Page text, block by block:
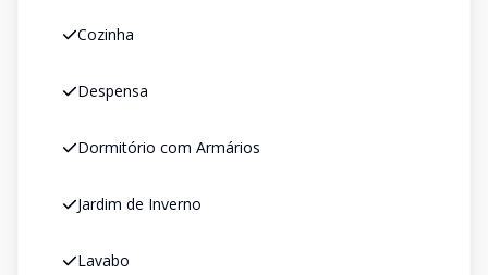
Cozinha
Despensa
Dormitório com Armários
Jardim de Inverno
Lavabo